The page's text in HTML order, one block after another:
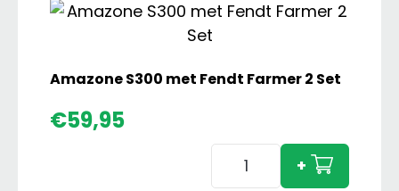
Amazone S300 met Fendt Farmer 2 Set
€59,95
Amazone
S300
+